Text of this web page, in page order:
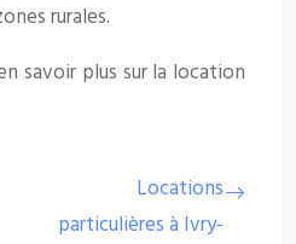
rurales.
savoir plus sur la location
Locations
particulières à Ivry-